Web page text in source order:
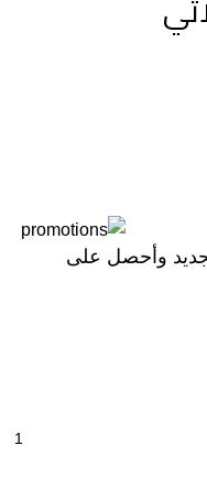
وأحصل على